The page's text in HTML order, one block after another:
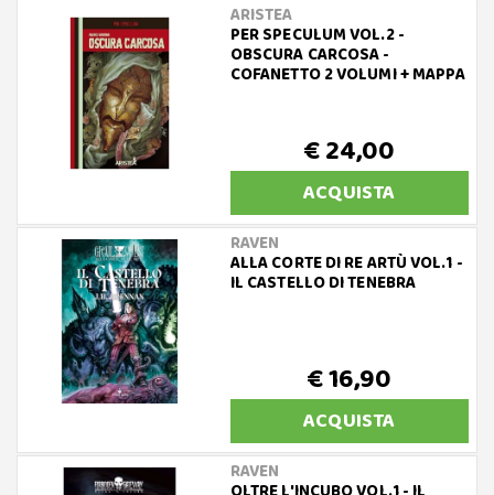
ARISTEA
PER SPECULUM VOL.2 -
OBSCURA CARCOSA -
COFANETTO 2 VOLUMI + MAPPA
€ 24,00
ACQUISTA
RAVEN
ALLA CORTE DI RE ARTÙ VOL.1 -
IL CASTELLO DI TENEBRA
€ 16,90
ACQUISTA
RAVEN